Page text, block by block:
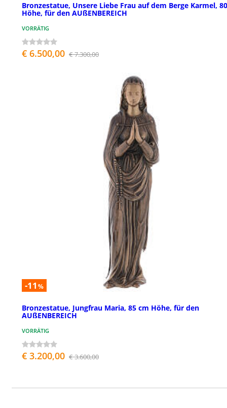
Bronzestatue, Unsere Liebe Frau auf dem Berge Karmel,
Höhe, für den AUßENBEREICH
VORRÄTIG
€ 6.500,00 € 7.300,00
-11 %
Bronzestatue, Jungfrau Maria, 85 cm Höhe, für den
AUßENBEREICH
VORRÄTIG
€ 3.200,00 € 3.600,00